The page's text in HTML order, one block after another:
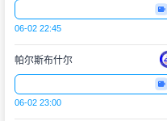
06-02 22:45
帕尔斯布什尔
06-02 23:00